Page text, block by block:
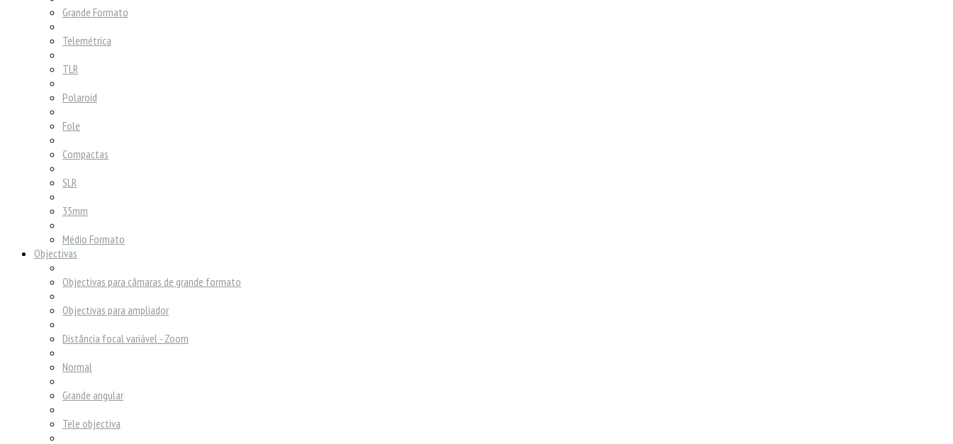
Grande Formato
Telemétrica
TLR
Polaroid
Fole
Compactas
SLR
35mm
Médio Formato
Objectivas
Objectivas para câmaras de grande formato
Objectivas para ampliador
Distância focal variável - Zoom
Normal
Grande angular
Tele objectiva